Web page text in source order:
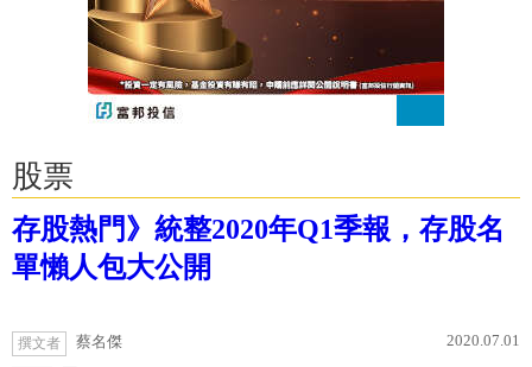
股票
存股熱門》統整2020年Q1季報，存股名
單懶人包大公開
撰文者 蔡名傑 2020.07.01